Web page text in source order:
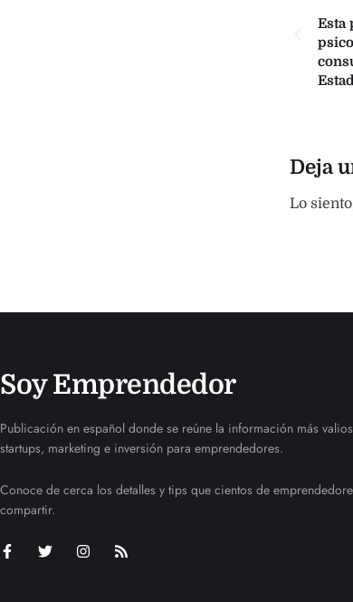
Esta
Deja
Lo
Soy Emprendedor
Publicación en español donde se reúne la información más
startups, marketing e inversión para emprendedores.
Conoce de cerca los detalles y tips que cientos de
compartir.